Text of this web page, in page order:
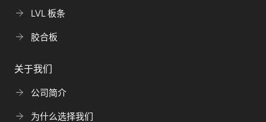
LVL 板条
胶合板
关于我们
公司简介
为什么选择我们